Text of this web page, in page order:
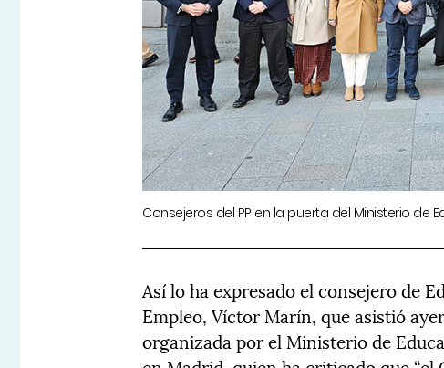
Consejeros del PP en la puerta del Ministerio de
Así lo ha expresado el consejero de
Empleo, Víctor Marín, que asistió
organizada por el Ministerio de